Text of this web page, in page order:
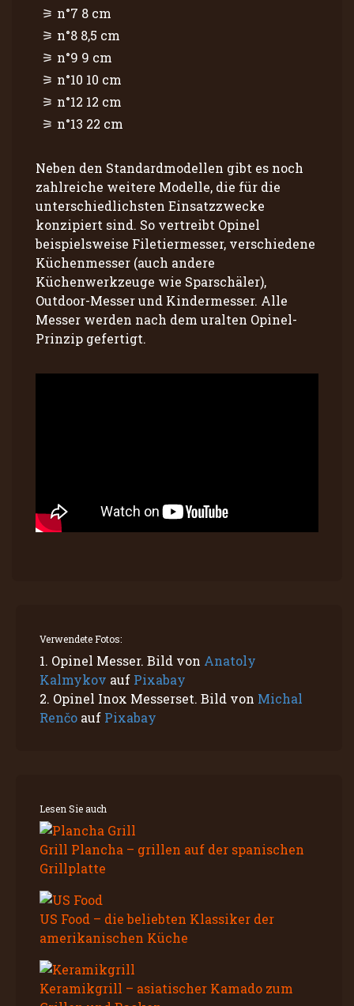
n°7 8 cm
n°8 8,5 cm
n°9 9 cm
n°10 10 cm
n°12 12 cm
n°13 22 cm
Neben den Standardmodellen gibt es noch
zahlreiche weitere Modelle, die für die
unterschiedlichsten Einsatzzwecke
konzipiert sind. So vertreibt Opinel
beispielsweise Filetiermesser, verschiedene
Küchenmesser (auch andere
Küchenwerkzeuge wie Sparschäler),
Outdoor-Messer und Kindermesser. Alle
Messer werden nach dem uralten Opinel-
Prinzip gefertigt.
Verwendete Fotos:
1. Opinel Messer. Bild von Anatoly
Kalmykov auf Pixabay
2. Opinel Inox Messerset. Bild von Michal
Renčo auf Pixabay
Lesen Sie auch
Grill Plancha – grillen auf der spanischen
Grillplatte
US Food – die beliebten Klassiker der
amerikanischen Küche
Keramikgrill – asiatischer Kamado zum